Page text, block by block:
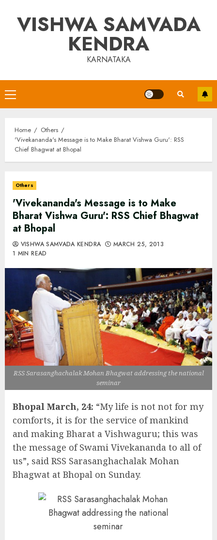
contentVISHWA SAMVADA
KENDRA
KARNATAKA
Primary
Menu
Home
Others
'Vivekananda's Message is to Make Bharat Vishwa Guru': RSS
Chief Bhagwat at Bhopal
Others
'Vivekananda's Message is to Make
Bharat Vishwa Guru': RSS Chief Bhagwat
at Bhopal
VISHWA SAMVADA KENDRA
MARCH 25, 2013
1 MIN READ
RSS Sarasanghachalak Mohan Bhagwat addressing the national
seminar
Bhopal March, 24: “My life is not not for my
comforts, it is for the service of mankind
and making Bharat a Vishwaguru; this was
the message of Swami Vivekananda to all of
us”, said RSS Sarasanghachalak Mohan
Bhagwat at Bhopal on Sunday.